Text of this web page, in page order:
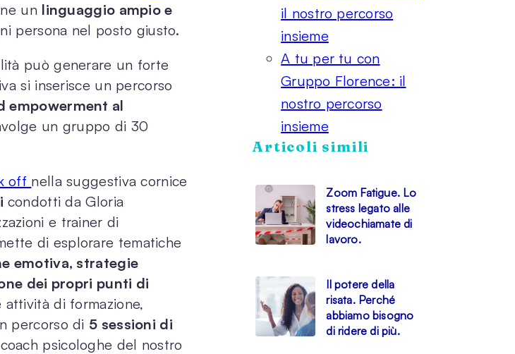
un linguaggio ampio e
persona nel posto giusto.
può generare un forte
si inserisce un percorso
empowerment al
un gruppo di 30
off nella suggestiva cornice
condotti da Gloria
e trainer di
di esplorare tematiche
emotiva, strategie
dei propri punti di
di formazione,
percorso di 5 sessioni di
psicologhe del nostro
il nostro percorso
insieme
A tu per tu con
Gruppo Florence: il
nostro percorso
insieme
Articoli simili
Zoom Fatigue. Lo
stress legato alle
videochiamate di
lavoro.
Il potere della
risata. Perché
abbiamo bisogno
di ridere di più.